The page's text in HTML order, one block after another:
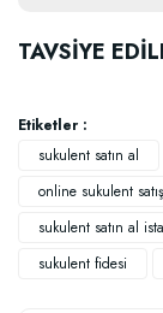
TAVSİYE
Etiketler :
sukulent satın al
online sukulent satış
sukulent satın al
sukulent fidesi